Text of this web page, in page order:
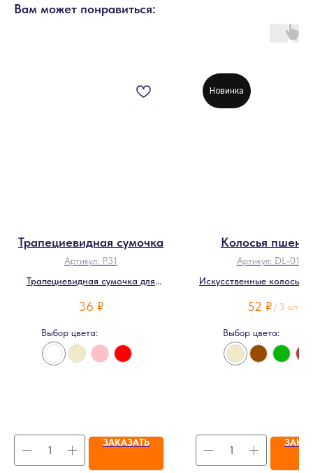
Вам может понравиться:
Трапециевидная сумочка
Артикул: P31
Трапециевидная сумочка для
36 ₽
Выбор цвета:
ЗАКАЗАТЬ
Новинка
Колосья
Артикул: DL-0161
Искусственные колосья
52 ₽ / 3 шт
Выбор цвета: